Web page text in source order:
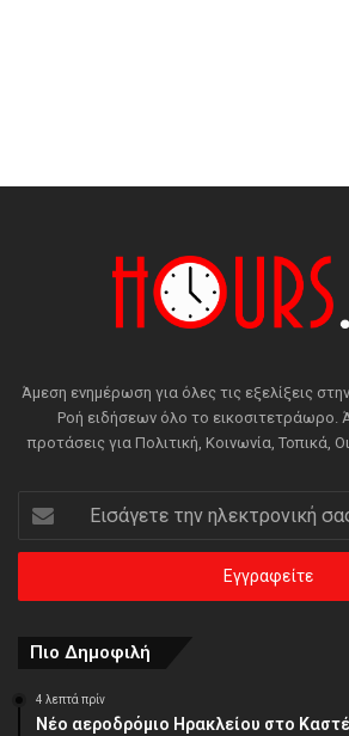
Άμεση ενημέρωση για όλες τις εξελίξεις
Ροή ειδήσεων όλο το εικοσιτετράωρο.
προτάσεις για Πολιτική, Κοινωνία, Τοπικά,
Εισάγετε
την
ηλεκτρονική
διεύθυνση
Πιο Δημοφιλή
4 λεπτά πρίν
Νέο αεροδρόμιο Ηρακλείου στο